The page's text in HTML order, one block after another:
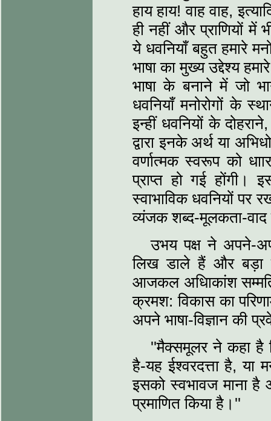
हाय हाय! वाह वाह,
ही नहीं और प्राणियों में
ये धवनियाँ बहुत हमारे
भाषा का मुख्य उद्देश्य
भाषा के बनाने में जो
धवनियाँ मनोरोगों के
इन्हीं धवनियों के
द्वारा इनके अर्थ या
वर्णात्मक स्वरूप को
प्राप्त हो गई होंगी।
स्वाभाविक धवनियों पर
व्यंजक शब्द-मूलकता-
उभय पक्ष ने अपने-
लिख डाले हैं और बड़ा
आजकल अधिाकांश
क्रमश: विकास का
अपने भाषा-विज्ञान की
''मैक्समूलर ने कहा है
है-यह ईश्वरदत्ता है, या
इसको स्वभावज माना है
प्रमाणित किया है।''